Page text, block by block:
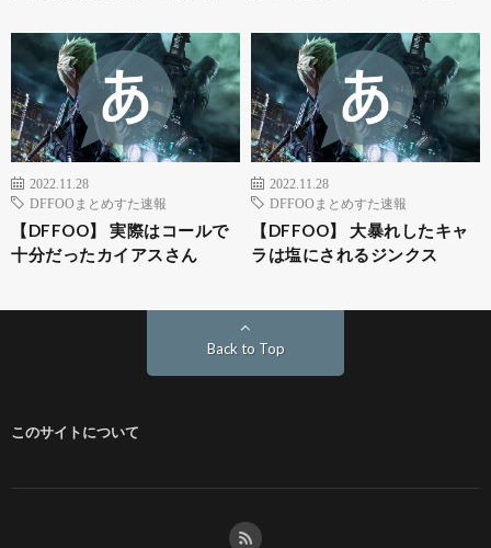
2022.11.28
DFFOOまとめすた速報
【DFFOO】 実際はコールで
十分だったカイアスさん
2022.11.28
DFFOOまとめすた速報
【DFFOO】 大暴れしたキャ
ラは塩にされるジンクス
Back to Top
このサイトについて